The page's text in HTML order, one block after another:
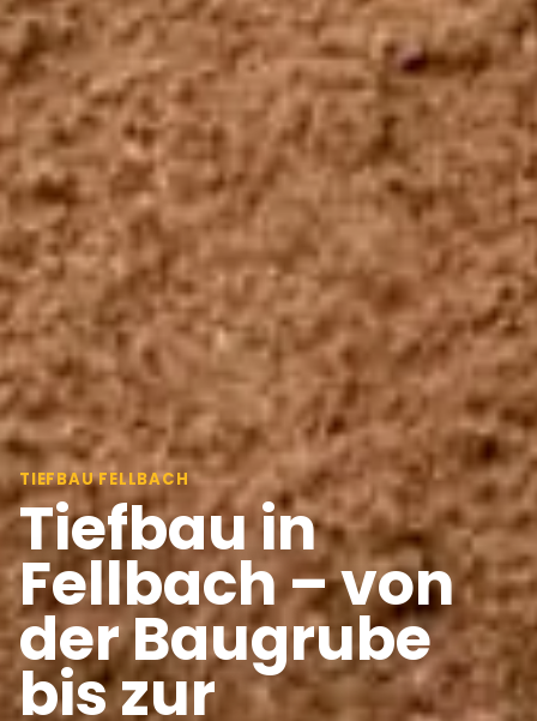
TIEFBAU FELLBACH
Tiefbau in
Fellbach – von
der Baugrube
bis zur